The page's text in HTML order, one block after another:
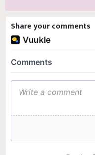
Share your comments